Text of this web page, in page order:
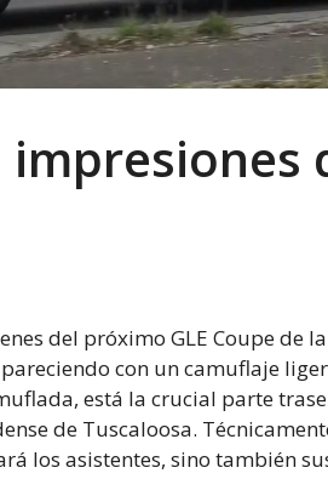
impresiones
del próximo GLE Coupe de
con un camuflaje
está la crucial parte
de Tuscaloosa.
los asistentes, sino también